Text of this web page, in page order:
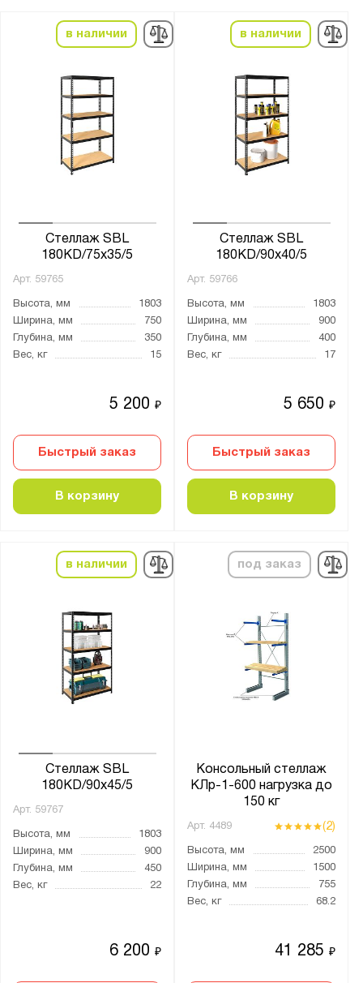
в наличии
Стеллаж SBL
180KD/75x35/5
Арт. 59765
Высота, мм
1803
Ширина, мм
750
Глубина, мм
350
Вес, кг
15
5 200₽
Быстрый заказ
В корзину
в наличии
Стеллаж SBL
180KD/90x40/5
Арт. 59766
Высота, мм
1803
Ширина, мм
900
Глубина, мм
400
Вес, кг
17
5 650₽
Быстрый заказ
В корзину
в наличии
Стеллаж SBL
180KD/90x45/5
Арт. 59767
Высота, мм
1803
Ширина, мм
900
Глубина, мм
450
Вес, кг
22
6 200₽
под заказ
Консольный стеллаж
КЛр-1-600 нагрузка до
150 кг
Арт. 4489 (2)
Высота, мм
2500
Ширина, мм
1500
Глубина, мм
755
Вес, кг
68.2
41 285₽
Ширина, мм:
от
Тип покрытия поверхности:
оцинкованное
порошковое
до
Нагрузка на полку, кг:
от до
Без настила
ДВП
Металл
Фанера
металлическая
оцинкованное
1 + пол
2
3
4